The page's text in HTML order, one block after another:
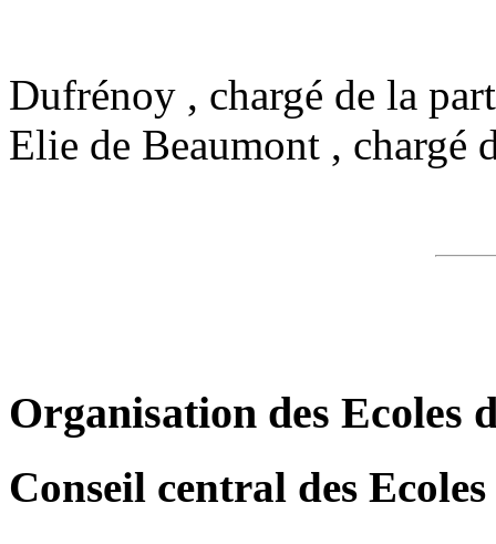
Dufrénoy , chargé de la
Elie de Beaumont , chargé
Organisation des Ecoles
Conseil central des Ecoles